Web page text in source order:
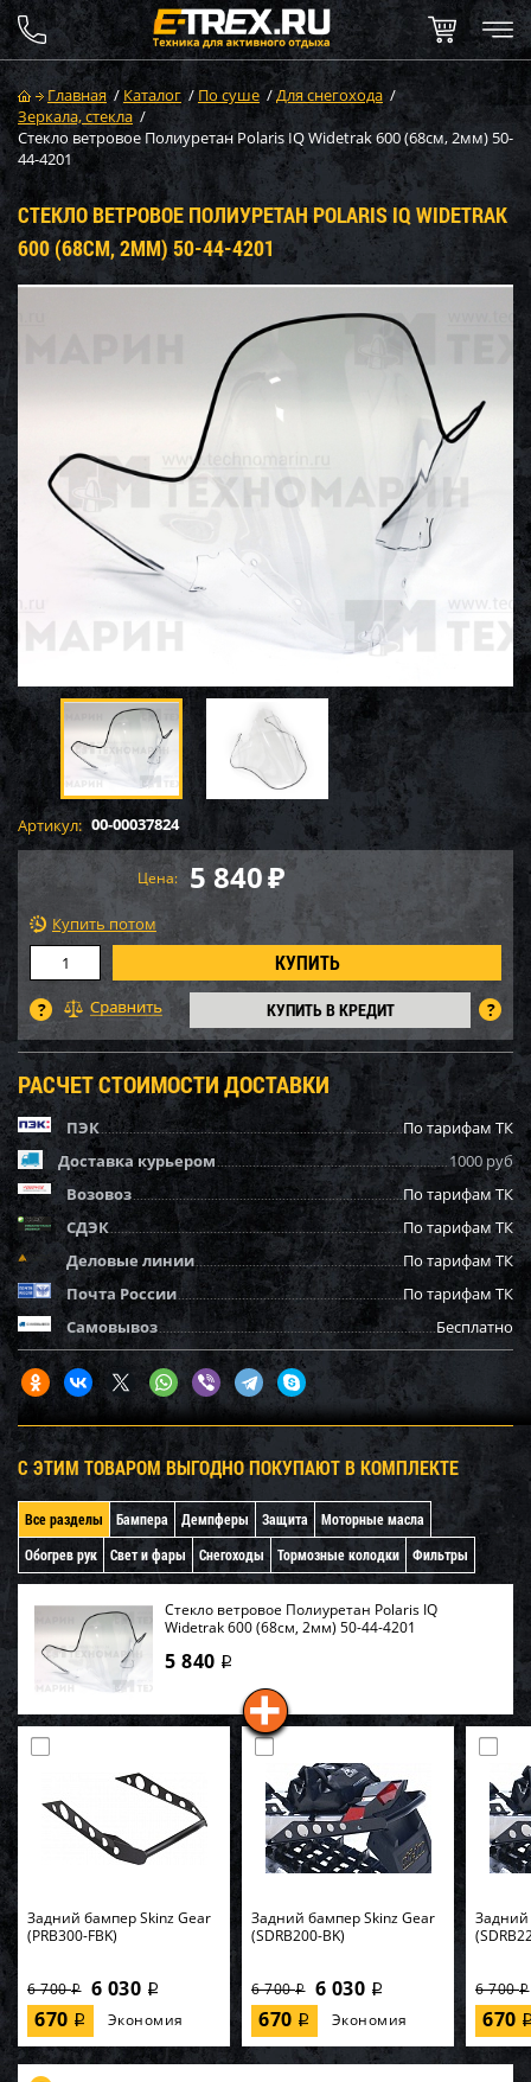
Главная / Каталог / По суше /Для снегохода /
Зеркала, стекла /
Стекло ветровое Полиуретан Polaris IQ Widetrak 600 (68см, 2мм) 50-
44-4201
СТЕКЛО ВЕТРОВОЕ ПОЛИУРЕТАН POLARIS IQ WIDETRAK
600 (68СМ, 2ММ) 50-44-4201
Артикул: 00-00037824
Цена: 5 840₽
Купить потом
КУПИТЬ В КРЕДИТ
РАСЧЕТ СТОИМОСТИ ДОСТАВКИ
ПЭК
По тарифам ТК
Доставка курьером
1000 руб
Возовоз
По тарифам ТК
СДЭК
По тарифам ТК
Деловые линии
По тарифам ТК
Почта России
По тарифам ТК
Самовывоз
Бесплатно
С ЭТИМ ТОВАРОМ ВЫГОДНО ПОКУПАЮТ В КОМПЛЕКТЕ
Все разделы Бампера Демпферы Защита
Моторные масла
Обогрев рук
Свет и фары Снегоходы Тормозные колодки Фильтры
Стекло ветровое Полиуретан Polaris IQ
Widetrak 600 (68см, 2мм) 50-44-4201
5 840 i
Задний бампер Skinz Gear
(PRB300-FBK)
6 700i 6 030 i
670 i Экономия
Задний бампер Skinz Gear
(SDRB200-BK)
6 700i 6 030 i
670 i Экономия
Задний
6 700i
670